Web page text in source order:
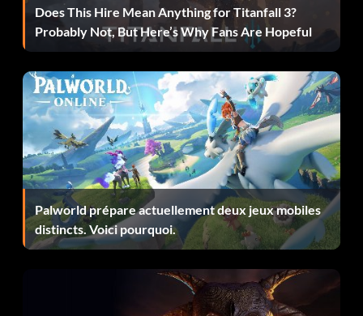
Does This Hire Mean Anything for Titanfall 3?
Probably Not, But Here’s Why Fans Are Hopeful
Palworld prépare actuellement deux jeux mobiles
distincts. Voici pourquoi.